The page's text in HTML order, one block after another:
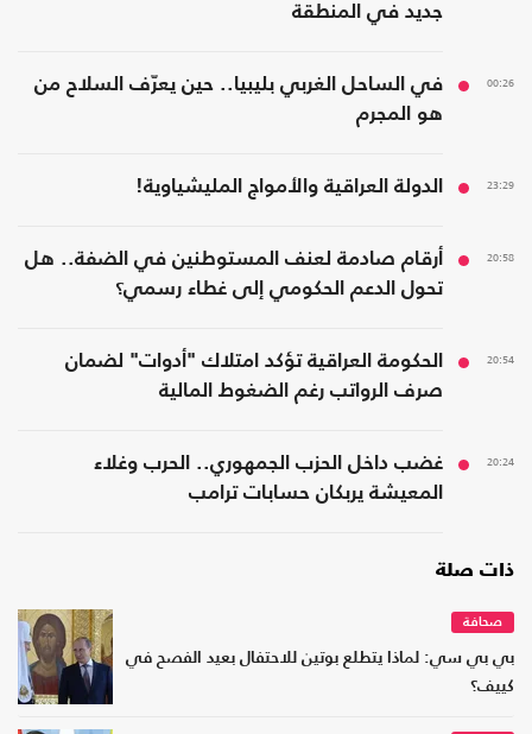
جديد في المنطقة
00:26
في الساحل الغربي بليبيا.. حين يعرّف السلاح من
هو المجرم
23:29 الدولة العراقية والأمواج المليشياوية!
20:58
أرقام صادمة لعنف المستوطنين في الضفة.. هل
تحول الدعم الحكومي إلى غطاء رسمي؟
20:54
الحكومة العراقية تؤكد امتلاك "أدوات" لضمان
صرف الرواتب رغم الضغوط المالية
20:24
غضب داخل الحزب الجمهوري.. الحرب وغلاء
المعيشة يربكان حسابات ترامب
ذات صلة
صحافة
بي بي سي: لماذا يتطلع بوتين للاحتفال بعيد الفصح في
كييف؟